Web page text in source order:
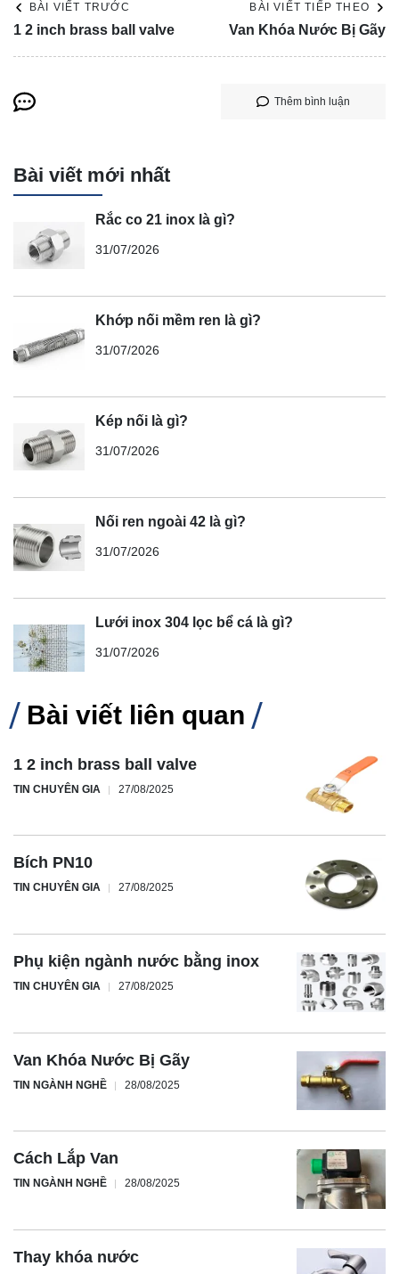
BÀI VIẾT TRƯỚC
1 2 inch brass ball valve
BÀI VIẾT TIẾP THEO
Van Khóa Nước Bị Gãy
Thêm bình luận
Bài viết mới nhất
Rắc co 21 inox là gì?
31/07/2026
Khớp nối mềm ren là gì?
31/07/2026
Kép nối là gì?
31/07/2026
Nối ren ngoài 42 là gì?
31/07/2026
Lưới inox 304 lọc bể cá là gì?
31/07/2026
Bài viết liên quan
1 2 inch brass ball valve
TIN CHUYÊN GIA 27/08/2025
Bích PN10
TIN CHUYÊN GIA 27/08/2025
Phụ kiện ngành nước bằng inox
TIN CHUYÊN GIA 27/08/2025
Van Khóa Nước Bị Gãy
TIN NGÀNH NGHỀ 28/08/2025
Cách Lắp Van
TIN NGÀNH NGHỀ 28/08/2025
Thay khóa nước